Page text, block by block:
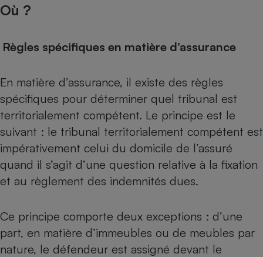
Où ?
Règles spécifiques en matière d’assurance
En matière d’assurance, il existe des règles
spécifiques pour déterminer quel tribunal est
territorialement compétent. Le principe est le
suivant : le tribunal territorialement compétent est
impérativement celui du domicile de l’assuré
quand il s’agit d’une question relative à la fixation
et au règlement des indemnités dues.
Ce principe comporte deux exceptions : d’une
part, en matière d’immeubles ou de meubles par
nature, le défendeur est assigné devant le